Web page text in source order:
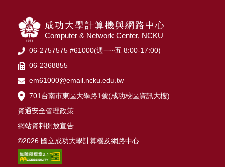
:::
成功大學計算機與網路中心
Computer & Network Center, NCKU
06-2757575 #61000(週一~五 8:00-17:00)
06-2368855
em61000@email.ncku.edu.tw
701台南市東區大學路1號(成功校區資訊大樓)
資通安全管理政策
網站資料開放宣告
©2026 國立成功大學計算機及網路中心